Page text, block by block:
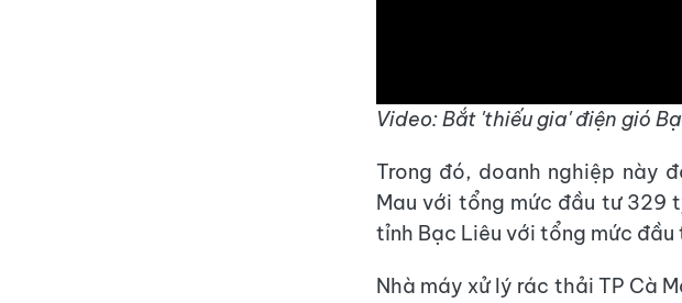
Video: Bắt 'thiếu gia' điện gió
Trong đó, doanh nghiệp này
Mau với tổng mức đầu tư 329
tỉnh Bạc Liêu với tổng mức
Nhà máy xử lý rác thải TP Cà